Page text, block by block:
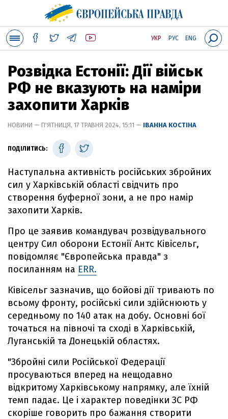
УКР РУС ENG
Розвідка Естонії: Дії військ
РФ не вказують на наміри
захопити Харків
НОВИНИ — П'ЯТНИЦЯ, 17 ТРАВНЯ 2024, 15:11 — ІВАННА КОСТІНА
ПОДІЛИТИСЬ:
Наступальна активність російських збройних
сил у Харківській області свідчить про
створення буферної зони, а не про намір
захопити Харків.
Про це заявив командувач розвідувального
центру Сил оборони Естонії Антс Ківісельг,
повідомляє "Європейська правда" з
посиланням на ERR.
Ківісельг зазначив, що бойові дії тривають по
всьому фронту, російські сили здійснюють у
середньому по 140 атак на добу. Основні бої
точаться на півночі та сході в Харківській,
Луганській та Донецькій областях.
"Збройні сили Російської Федерації
просуваються вперед на нещодавно
відкритому Харківському напрямку, але їхній
темп падає. Це і характер поведінки ЗС РФ
скоріше говорить про бажання створити